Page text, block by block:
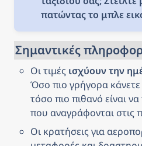
πατώντας το μπλε
Σημαντικές
Οι τιμές ισχύουν την
Όσο πιο γρήγορα κάνετε
τόσο πιο πιθανό είναι
που αναγράφονται στις
Οι κρατήσεις για